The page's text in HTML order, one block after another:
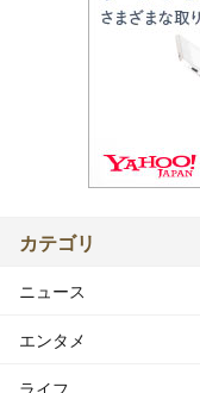
カテゴリ
ニュース
エンタメ
ライフ